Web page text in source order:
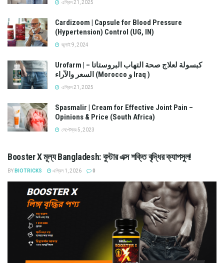
এপ্রিল 21, 2025
Cardizoom | Capsule for Blood Pressure
(Hypertension) Control (UG, IN)
জুলাই 9, 2024
Urofarm | كبسولة لعلاج صحة التهاب البروستاتا –
السعر والآراء (Morocco و Iraq )
এপ্রিল 21, 2025
Spasmalir | Cream for Effective Joint Pain –
Opinions & Price (South Africa)
সেপ্টেম্বর 5, 2023
Booster X মূল্য Bangladesh: বুস্টার এক্স শক্তি বৃদ্ধির ক্যাপসুল!
BY BIOTRICKS এপ্রিল 1, 2026 0